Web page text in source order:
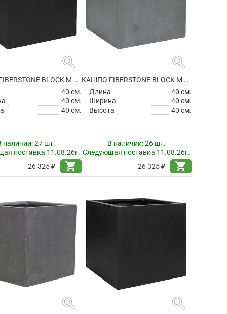
search
КАШПО FIBERSTONE BLOCK M BLACK
40 см.
40 см.
40 см.
наличии:27 шт.
поставка 11.08.26г.
26 325 ₽
shopping_cart
search
КАШПО FIBERSTONE BLOCK M GREY
Длина
40 см.
Ширина
40 см.
Высота
40 см.
В наличии:26 шт.
Следующая поставка 11.08.26г.
26 325 ₽
shopping_cart
search search